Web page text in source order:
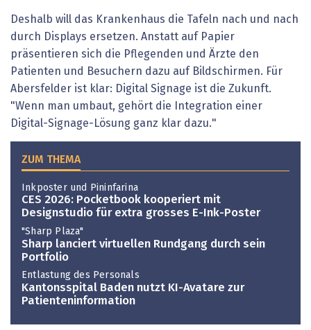
Deshalb will das Krankenhaus die Tafeln nach und nach
durch Displays ersetzen. Anstatt auf Papier
präsentieren sich die Pflegenden und Ärzte den
Patienten und Besuchern dazu auf Bildschirmen. Für
Abersfelder ist klar: Digital Signage ist die Zukunft.
"Wenn man umbaut, gehört die Integration einer
Digital-Signage-­Lösung ganz klar dazu."
ZUM THEMA
Inkposter und Pininfarina
CES 2026: Pocketbook kooperiert mit
Designstudio für extra grosses E-Ink-Poster
"Sharp Plaza"
Sharp lanciert virtuellen Rundgang durch sein
Portfolio
Entlastung des Personals
Kantonsspital Baden nutzt KI-Avatare zur
Patienteninformation